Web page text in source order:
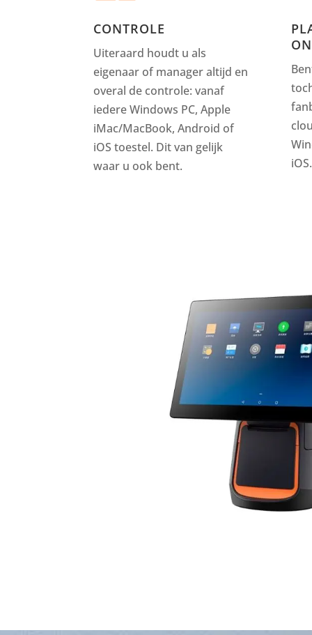
CONTROLE
Uiteraard houdt u als
eigenaar of manager altijd en
overal de controle: vanaf
iedere Windows PC, Apple
iMac/MacBook, Android of
iOS toestel. Dit van gelijk
waar u ook bent.
iOS.